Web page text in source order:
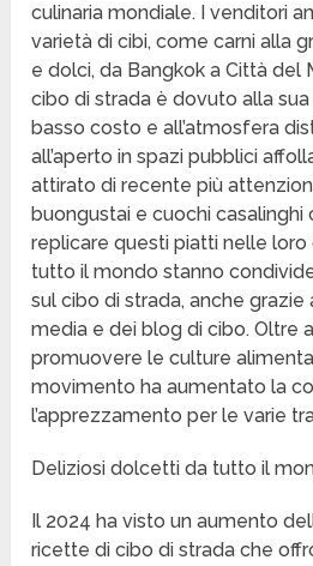
culinaria mondiale. I venditori
varietà di cibi, come carni alla
e dolci, da Bangkok a Città del
cibo di strada è dovuto alla
basso costo e all’atmosfera
all’aperto in spazi pubblici
attirato di recente più
buongustai e cuochi casalinghi
replicare questi piatti nelle loro
tutto il mondo stanno
sul cibo di strada, anche
media e dei blog di cibo. Oltre
promuovere le culture
movimento ha aumentato la
l’apprezzamento per le varie
Deliziosi dolcetti da tutto il
Il 2024 ha visto un aumento
ricette di cibo di strada che